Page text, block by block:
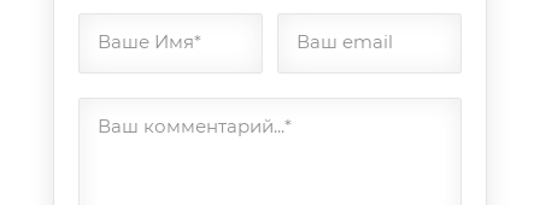
Ваше Имя* Ваш email
Ваш комментарий...*